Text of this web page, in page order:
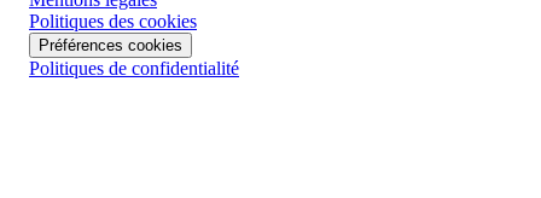
Politiques des cookies
Préférences cookies
Politiques de confidentialité